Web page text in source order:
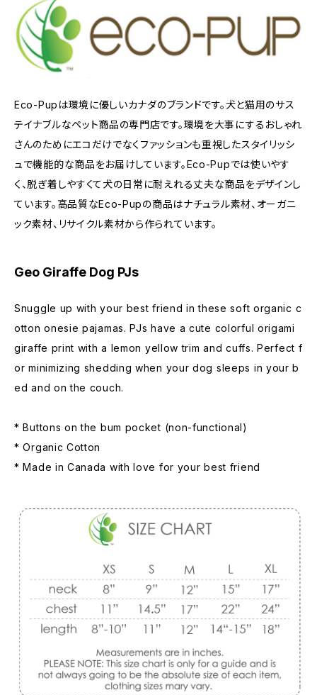
Eco-Pupは環境に優しいカナダのブランドです。犬と猫用のサス
テイナブルなペット商品の専門店です。環境を大事にするおしゃれ
さんのためにエコだけでなくファッションも重視したスタイリッシ
ュで機能的な商品をお届けしています。Eco-Pupでは使いやす
く、脱ぎ着しやすくて犬の日常に耐えれる丈夫な商品をデザインし
ています。高品質なEco-Pupの商品はナチュラル素材、オーガニ
ック素材、リサイクル素材から作られています。
Geo Giraffe Dog PJs
Snuggle up with your best friend in these soft organic c
otton onesie pajamas. PJs have a cute colorful origami
giraffe print with a lemon yellow trim and cuffs. Perfect f
or minimizing shedding when your dog sleeps in your b
ed and on the couch.
* Buttons on the bum pocket (non-functional)
* Organic Cotton
* Made in Canada with love for your best friend